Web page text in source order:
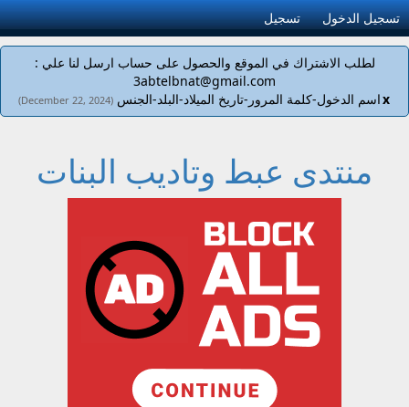
تسجيل الدخول تسجيل
لطلب الاشتراك في الموقع والحصول على حساب ارسل لنا علي :
3abtelbnat@gmail.com
اسم الدخول-كلمة المرور-تاريخ الميلاد-البلد-الجنس(December 22, 2024) x
منتدى عبط وتاديب البنات